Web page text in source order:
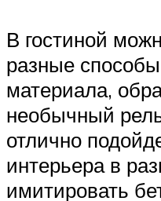
В гостиной
разные
материала,
необычный
отлично
интерьера в
имитировать